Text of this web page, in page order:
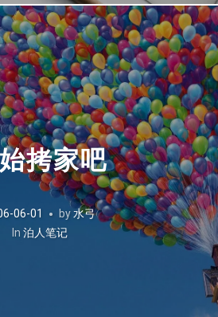
拷家吧
06-01 by水弓
In 泊人笔记